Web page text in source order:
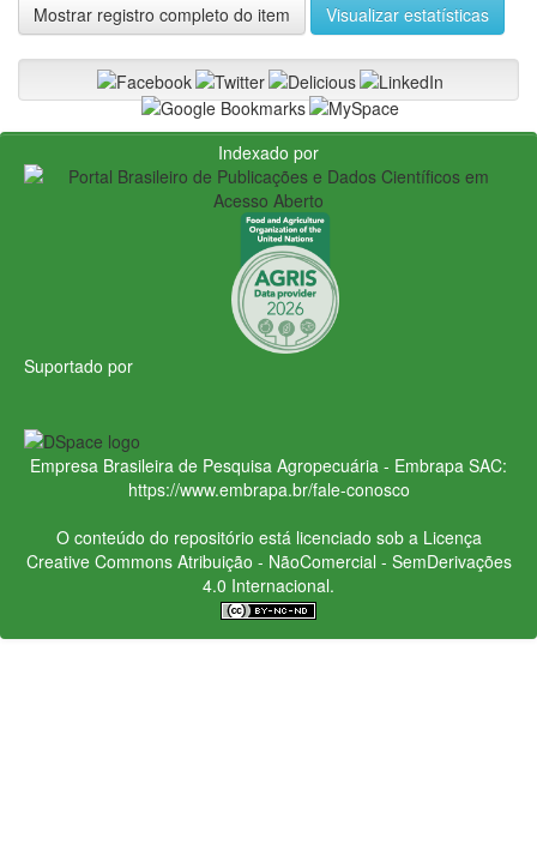
Mostrar registro completo do item Visualizar estatísticas
Indexado por
Suportado por
Empresa Brasileira de Pesquisa Agropecuária - Embrapa SAC:
https://www.embrapa.br/fale-conosco
O conteúdo do repositório está licenciado sob a Licença
Creative CommonsAtribuição - NãoComercial - SemDerivações
4.0 Internacional.